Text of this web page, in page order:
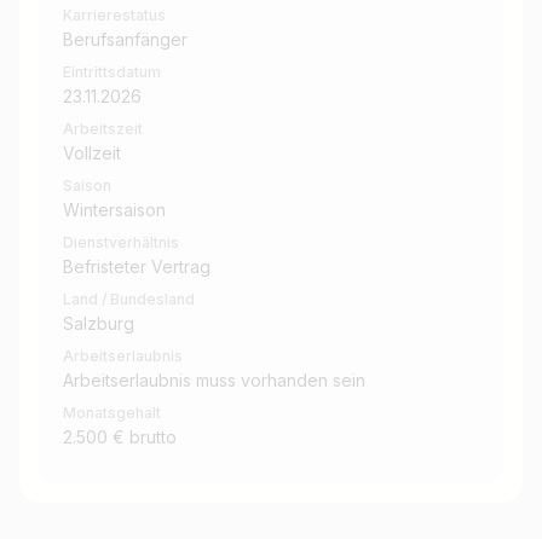
Karrierestatus
Berufsanfänger
Eintrittsdatum
23.11.2026
Arbeitszeit
Vollzeit
Saison
Wintersaison
Dienstverhältnis
Befristeter Vertrag
Land / Bundesland
Salzburg
Arbeitserlaubnis
Arbeitserlaubnis muss vorhanden sein
Monatsgehalt
2.500 € brutto